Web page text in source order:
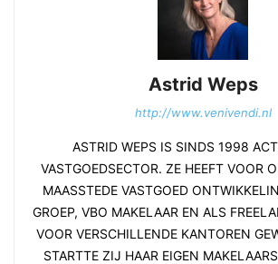
Astrid Weps
http://www.venivendi.nl
ASTRID WEPS IS SINDS 1998
VASTGOEDSECTOR. ZE HEEFT VOOR
MAASSTEDE VASTGOED
GROEP, VBO MAKELAAR EN ALS
VOOR VERSCHILLENDE KANTOREN
STARTTE ZIJ HAAR EIGEN